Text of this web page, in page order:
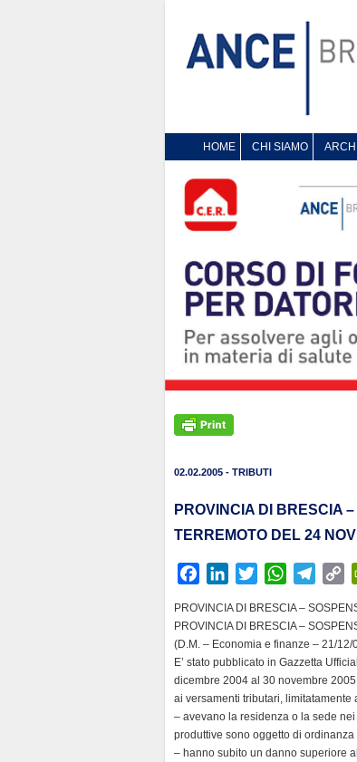
HOME CHI SIAMO
02.02.2005 - TRIBUTI
PROVINCIA DI BRESCIA
TERREMOTO DEL 24
c
b
o
o
k
n
k
e
d
I
n
i
t
t
e
r
W
a
t
s
A
p
p
l
e
g
r
a
m
C
p
y
L
i
n
k
PROVINCIA DI BRESCIA –
PROVINCIA DI BRESCIA –
(D.M. – Economia e finanze – 21/12/
E’ stato pubblicato in Gazzetta
dicembre 2004 al 30 novembre
ai versamenti tributari,
– avevano la residenza o la sede
produttive sono oggetto di
– hanno subito un danno superiore